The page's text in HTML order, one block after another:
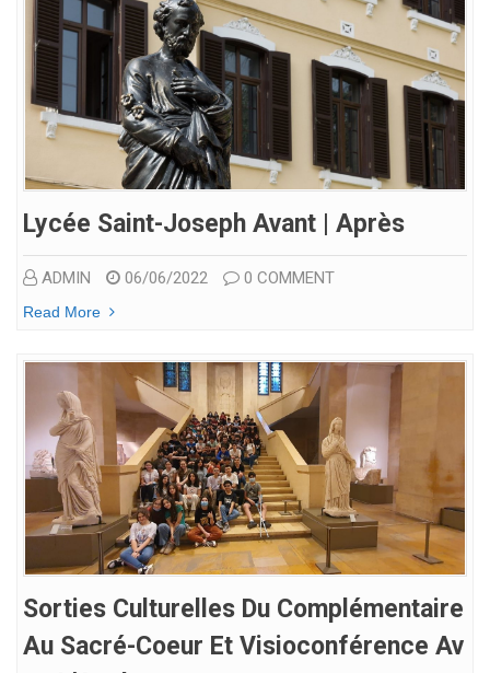
Lycée Saint-Joseph Avant | Après
ADMIN 06/06/2022 0 COMMENT
Read More
Sorties Culturelles Du Complémentaire
Au Sacré-Coeur Et Visioconférence Av